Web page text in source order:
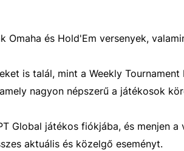
Omaha és Hold'Em versenyek,
is talál, mint a Weekly
nagyon népszerű a játékosok
Global játékos fiókjába, és menjen a
aktuális és közelgő eseményt.